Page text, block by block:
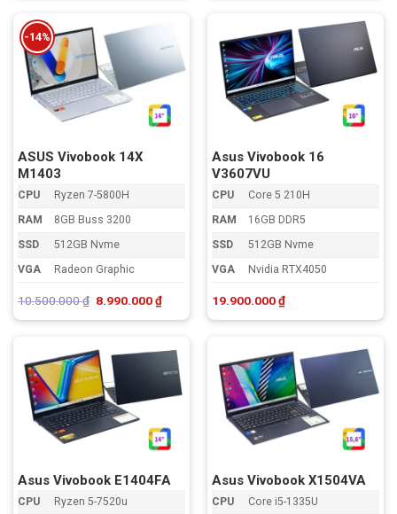
-14%
ASUS Vivobook 14X
M1403
CPU
Ryzen 7-5800H
RAM
8GB Buss 3200
SSD
512GB Nvme
VGA
Radeon Graphic
10.500.000₫ Giá
là:
8.990.000₫Giá
hiện
tại
Asus Vivobook 16
V3607VU
CPU
Core 5 210H
RAM
16GB DDR5
SSD
512GB Nvme
VGA
Nvidia RTX4050
19.900.000₫
Asus Vivobook E1404FA
CPU
Ryzen 5-7520u
Asus Vivobook X1504VA
CPU
Core i5-1335U